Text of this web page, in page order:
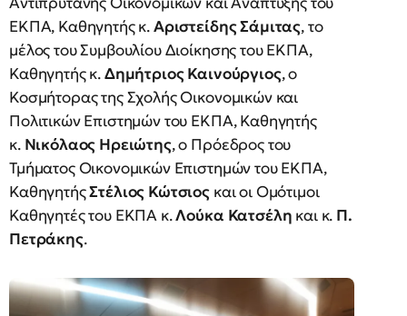
ΕΚΠΑ, Καθηγητής κ.Αριστείδης Σάμιτας, το
μέλος του Συμβουλίου Διοίκησης του ΕΚΠΑ,
Καθηγητής κ.Δημήτριος Καινούργιος, ο
Κοσμήτορας της Σχολής Οικονομικών και
Πολιτικών Επιστημών του ΕΚΠΑ, Καθηγητής
κ. Νικόλαος Ηρειώτης, ο Πρόεδρος του
Τμήματος Οικονομικών Επιστημών του ΕΚΠΑ,
ΚαθηγητήςΣτέλιος Κώτσιος και οι Ομότιμοι
Καθηγητές του ΕΚΠΑ κ.Λούκα Κατσέλη και κ. Π.
Πετράκης.